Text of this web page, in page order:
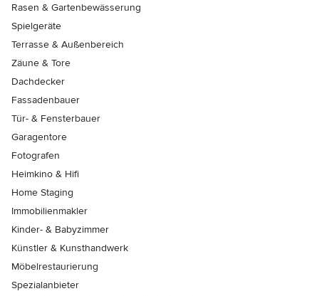
Rasen & Gartenbewässerung
Spielgeräte
Terrasse & Außenbereich
Zäune & Tore
Dachdecker
Fassadenbauer
Tür- & Fensterbauer
Garagentore
Fotografen
Heimkino & Hifi
Home Staging
Immobilienmakler
Kinder- & Babyzimmer
Künstler & Kunsthandwerk
Möbelrestaurierung
Spezialanbieter